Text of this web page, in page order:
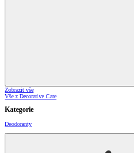
Zobrazit vše
Vše z Decorative Care
Kategorie
Deodoranty